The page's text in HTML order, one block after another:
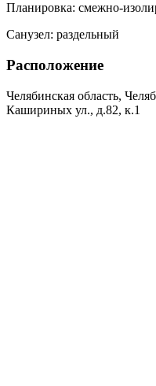
Планировка: смежно-
Санузел: раздельный
Расположение
Челябинская область,
Кашириных ул., д.82, к.1